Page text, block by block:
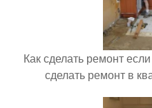
Как сделать ремонт
сделать ремонт в